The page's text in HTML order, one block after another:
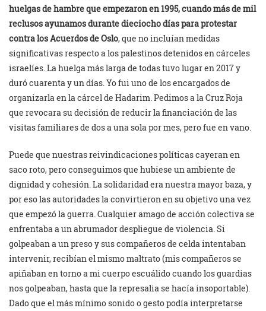
huelgas de hambre que empezaron en 1995, cuando más de mil
reclusos ayunamos durante dieciocho días para protestar
contra los Acuerdos de Oslo, que no incluían medidas
significativas respecto a los palestinos detenidos en cárceles
israelíes. La huelga más larga de todas tuvo lugar en 2017 y
duró cuarenta y un días. Yo fui uno de los encargados de
organizarla en la cárcel de Hadarim. Pedimos a la Cruz Roja
que revocara su decisión de reducir la financiación de las
visitas familiares de dos a una sola por mes, pero fue en vano.
Puede que nuestras reivindicaciones políticas cayeran en
saco roto, pero conseguimos que hubiese un ambiente de
dignidad y cohesión. La solidaridad era nuestra mayor baza, y
por eso las autoridades la convirtieron en su objetivo una vez
que empezó la guerra. Cualquier amago de acción colectiva se
enfrentaba a un abrumador despliegue de violencia. Si
golpeaban a un preso y sus compañeros de celda intentaban
intervenir, recibían el mismo maltrato (mis compañeros se
apiñaban en torno a mi cuerpo escuálido cuando los guardias
nos golpeaban, hasta que la represalia se hacía insoportable).
Dado que el más mínimo sonido o gesto podía interpretarse